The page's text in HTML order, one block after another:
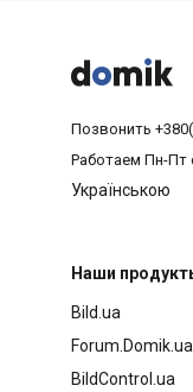



Позвонить
Работаем Пн-Пт
Українською
Наши
Bild.ua
Forum.Domik.ua
BildControl.ua